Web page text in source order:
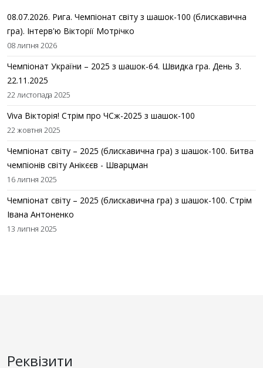
08.07.2026. Рига. Чемпіонат світу з шашок-100 (блискавична
гра). Інтерв'ю Вікторії Мотрічко
08 липня 2026
Чемпіонат України – 2025 з шашок-64. Швидка гра. День 3.
22.11.2025
22 листопада 2025
Viva Вікторія! Стрім про ЧСж-2025 з шашок-100
22 жовтня 2025
Чемпіонат світу – 2025 (блискавична гра) з шашок-100. Битва
чемпіонів світу Анікєєв - Шварцман
16 липня 2025
Чемпіонат світу – 2025 (блискавична гра) з шашок-100. Стрім
Івана Антоненко
13 липня 2025
Реквізити